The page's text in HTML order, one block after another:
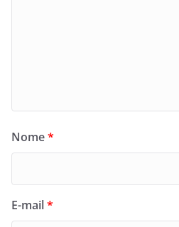
Nome*
E-mail*